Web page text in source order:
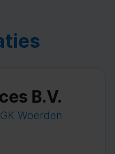
B.V.
Woerden